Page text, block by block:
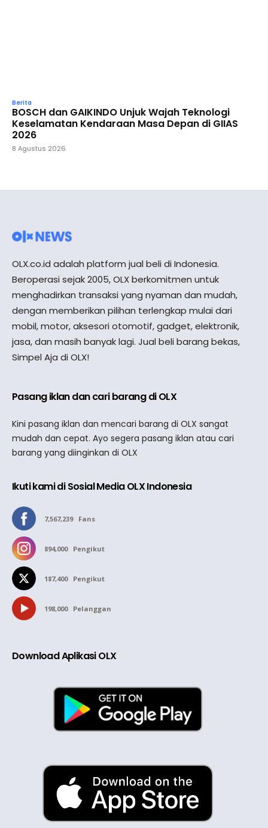
Berita
BOSCH dan GAIKINDO Unjuk Wajah Teknologi
Keselamatan Kendaraan Masa Depan di GIIAS
2026
8 Agustus 2026
OLX.co.id adalah platform jual beli di Indonesia.
Beroperasi sejak 2005, OLX berkomitmen untuk
menghadirkan transaksi yang nyaman dan mudah,
dengan memberikan pilihan terlengkap mulai dari
mobil, motor, aksesori otomotif, gadget, elektronik,
jasa, dan masih banyak lagi. Jual beli barang bekas,
Simpel Aja di OLX!
Pasang iklan dan cari barang di OLX
Kini pasang iklan dan mencari barang di OLX sangat
mudah dan cepat. Ayo segera pasang iklan atau cari
barang yang diinginkan di OLX
Ikuti kami di Sosial Media OLX Indonesia
7,567,239 Fans
894,000 Pengikut
187,400 Pengikut
198,000 Pelanggan
Download Aplikasi OLX